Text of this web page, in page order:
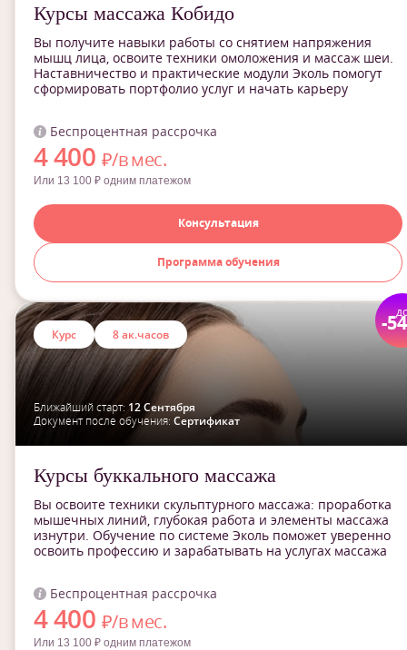
Курсы массажа Кобидо
Вы получите навыки работы со снятием напряжения
мышц лица, освоите техники омоложения и массаж шеи.
Наставничество и практические модули Эколь помогут
сформировать портфолио услуг и начать карьеру
Беспроцентная рассрочка
4 400 ₽/в мес.
Или 13 100 ₽ одним платежом
Консультация
Программа обучения
-
Курс 8 ак.часов
Ближайший старт: 12 Сентября
Документ после обучения: Сертификат
Курсы буккального массажа
Вы освоите техники скульптурного массажа: проработка
мышечных линий, глубокая работа и элементы массажа
изнутри. Обучение по системе Эколь поможет уверенно
освоить профессию и зарабатывать на услугах массажа
Беспроцентная рассрочка
4 400 ₽/в мес.
Или 13 100 ₽ одним платежом